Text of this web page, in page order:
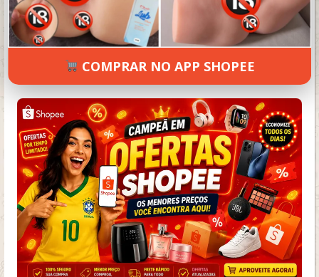
viajarestudarfora
4.7/5 (24 avaliações)
COMPRAR NO APP SHOPEE